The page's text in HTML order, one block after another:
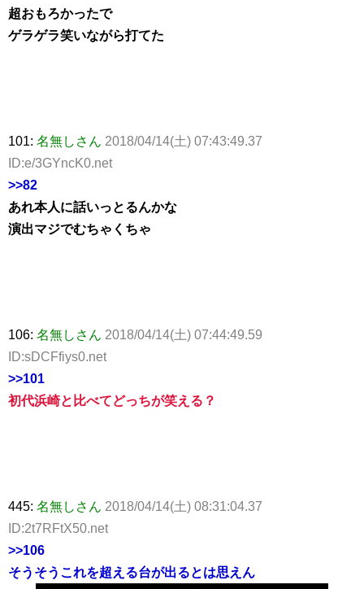
超おもろかったで
ゲラゲラ笑いながら打てた
101: 名無しさん 2018/04/14(土) 07:43:49.37
ID:e/3GYncK0.net
>>82
あれ本人に話いっとるんかな
演出マジでむちゃくちゃ
106: 名無しさん 2018/04/14(土) 07:44:49.59
ID:sDCFfiys0.net
>>101
初代浜崎と比べてどっちが笑える？
445: 名無しさん 2018/04/14(土) 08:31:04.37
ID:2t7RFtX50.net
>>106
そうそうこれを超える台が出るとは思えん